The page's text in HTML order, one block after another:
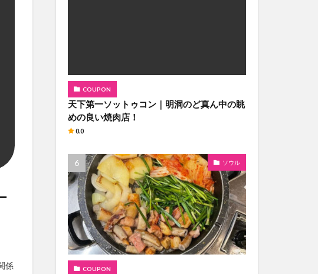
係
COUPON
天下第一ソットゥコン｜明洞のど真ん中の眺
めの良い焼肉店！
0.0
ソウル
COUPON